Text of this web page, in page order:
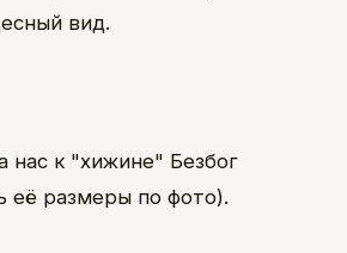
вид.
нас к "хижине" Безбог
её размеры по фото).